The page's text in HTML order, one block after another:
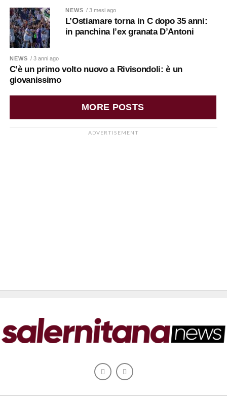
NEWS / 3 mesi ago
L’Ostiamare torna in C dopo 35 anni:
in panchina l’ex granata D’Antoni
NEWS / 3 anni ago
C’è un primo volto nuovo a Rivisondoli: è un
giovanissimo
MORE POSTS
ADVERTISEMENT